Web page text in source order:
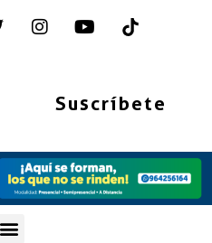
Suscríbete